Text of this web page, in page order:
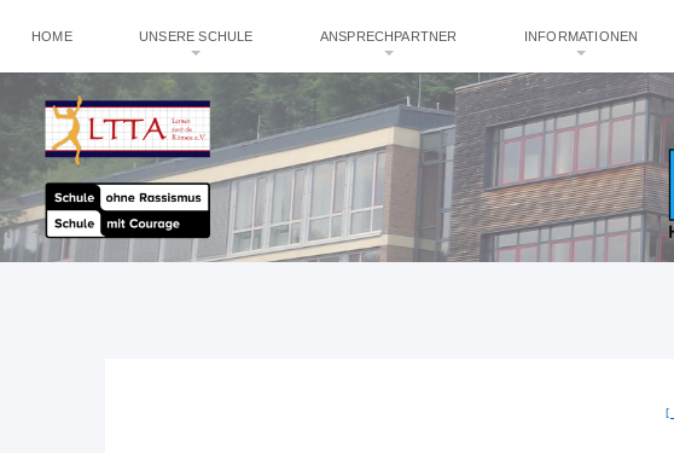
HOME UNSERE SCHULE ANSPRECHPARTNER INFORMATIONEN